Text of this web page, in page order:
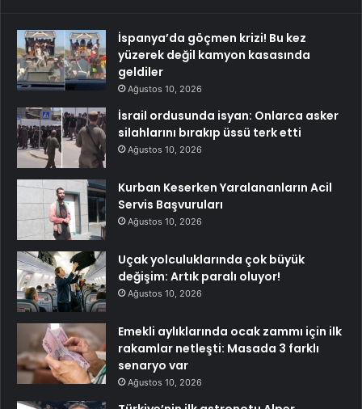
İspanya’da göçmen krizi! Bu kez
yüzerek değil kamyon kasasında
geldiler
Ağustos 10, 2026
İsrail ordusunda isyan: Onlarca asker
silahlarını bırakıp üssü terk etti
Ağustos 10, 2026
Kurban Keserken Yaralananların Acil
Servis Başvuruları
Ağustos 10, 2026
Uçak yolculuklarında çok büyük
değişim: Artık paralı oluyor!
Ağustos 10, 2026
Emekli aylıklarında ocak zammı için ilk
rakamlar netleşti: Masada 3 farklı
senaryo var
Ağustos 10, 2026